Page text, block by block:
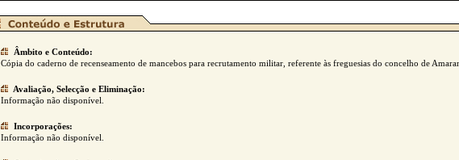
Âmbito e Conteúdo:
Cópia do caderno de recenseamento de mancebos para recrutamento militar, referente às freguesias do concelho de
Avaliação, Selecção e Eliminação:
Informação não disponível.
Incorporações:
Informação não disponível.